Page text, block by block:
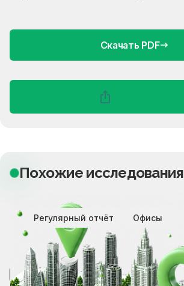
Скачать PDF
Похожие исследования
Регулярный отчёт Офисы